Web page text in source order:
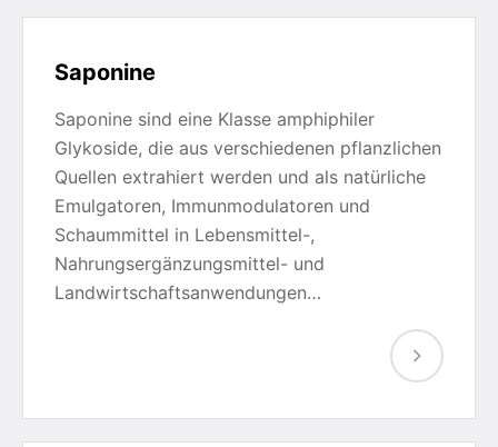
Saponine
Saponine sind eine Klasse amphiphiler
Glykoside, die aus verschiedenen pflanzlichen
Quellen extrahiert werden und als natürliche
Emulgatoren, Immunmodulatoren und
Schaummittel in Lebensmittel-,
Nahrungsergänzungsmittel- und
Landwirtschaftsanwendungen…